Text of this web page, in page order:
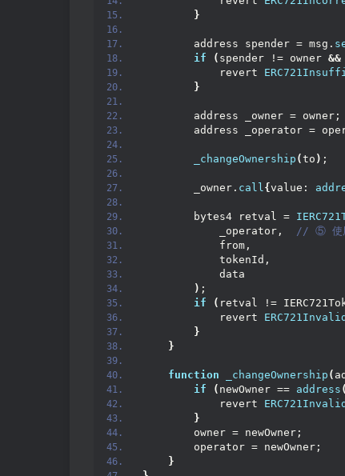
}
        address spender = msg.
if
( spender != owner &&
            revert
}
address _owner =
address _operator =
_changeOwnership (to )
        _owner.
call{ value:
        bytes4 retval =
            _operator,
// ⑤ 使
            from,
            tokenId,
            data
) ;
if
( retval !=
            revert
}
}
function _changeOwnership (
if
( newOwner == address (
            revert
}
        owner = newOwner;
        operator = newOwner;
}